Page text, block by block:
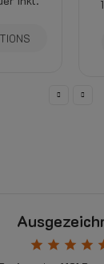
star star star star